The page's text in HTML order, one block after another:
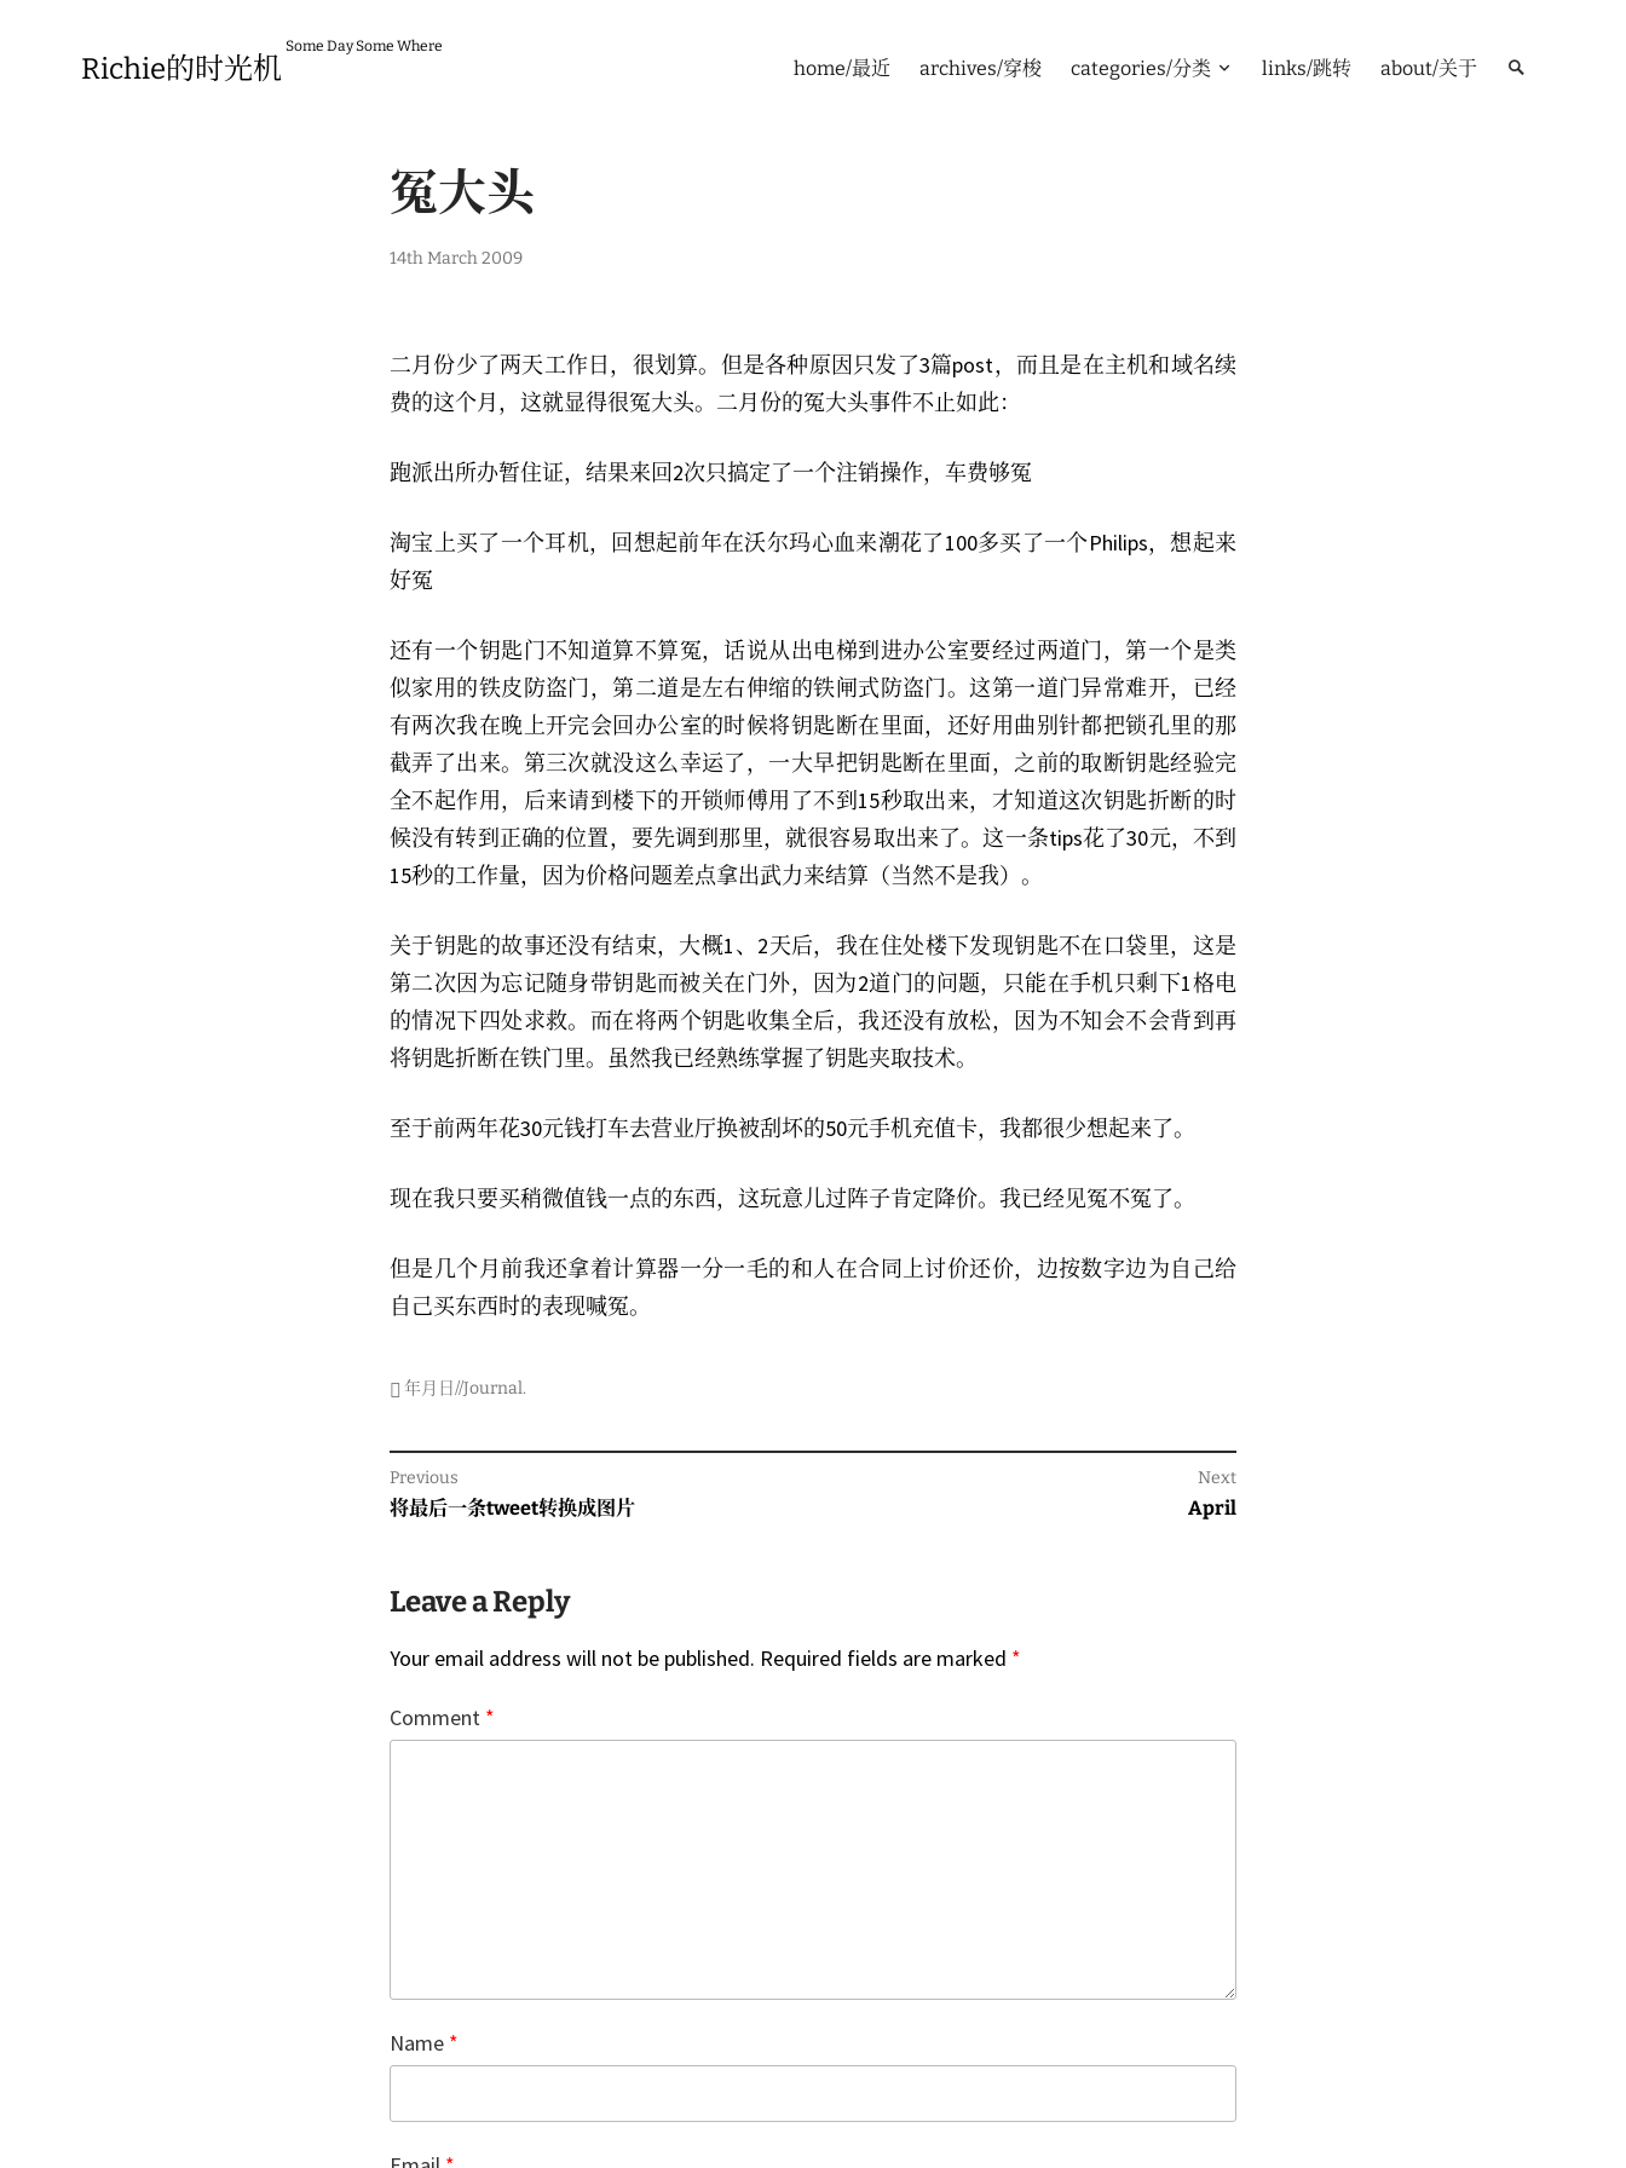
Richie的时光机
Some Day Some Where
home/最近 archives/穿梭 categories/分类 links/跳转 about/关于
冤大头
14th March 2009
二月份少了两天工作日，很划算。但是各种原因只发了3篇post，而且是在主机和域名续
费的这个月，这就显得很冤大头。二月份的冤大头事件不止如此：
跑派出所办暂住证，结果来回2次只搞定了一个注销操作，车费够冤
淘宝上买了一个耳机，回想起前年在沃尔玛心血来潮花了100多买了一个Philips，想起来
好冤
还有一个钥匙门不知道算不算冤，话说从出电梯到进办公室要经过两道门，第一个是类
似家用的铁皮防盗门，第二道是左右伸缩的铁闸式防盗门。这第一道门异常难开，已经
有两次我在晚上开完会回办公室的时候将钥匙断在里面，还好用曲别针都把锁孔里的那
截弄了出来。第三次就没这么幸运了，一大早把钥匙断在里面，之前的取断钥匙经验完
全不起作用，后来请到楼下的开锁师傅用了不到15秒取出来，才知道这次钥匙折断的时
候没有转到正确的位置，要先调到那里，就很容易取出来了。这一条tips花了30元，不到
15秒的工作量，因为价格问题差点拿出武力来结算（当然不是我）。
关于钥匙的故事还没有结束，大概1、2天后，我在住处楼下发现钥匙不在口袋里，这是
第二次因为忘记随身带钥匙而被关在门外，因为2道门的问题，只能在手机只剩下1格电
的情况下四处求救。而在将两个钥匙收集全后，我还没有放松，因为不知会不会背到再
将钥匙折断在铁门里。虽然我已经熟练掌握了钥匙夹取技术。
至于前两年花30元钱打车去营业厅换被刮坏的50元手机充值卡，我都很少想起来了。
现在我只要买稍微值钱一点的东西，这玩意儿过阵子肯定降价。我已经见冤不冤了。
但是几个月前我还拿着计算器一分一毛的和人在合同上讨价还价，边按数字边为自己给
自己买东西时的表现喊冤。
年月日//Journal.
Post
navigation
Previous
Previous
将最后一条tweet转换成图片
Next
Next
April
Leave a Reply
Your email address will not be published. Required fields are marked *
Comment *
Name *